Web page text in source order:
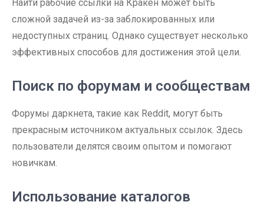
Найти рабочие ссылки на Кракен может быть
сложной задачей из-за заблокированных или
недоступных страниц. Однако существует несколько
эффективных способов для достижения этой цели.
Поиск по форумам и сообществам
Форумы даркнета, такие как Reddit, могут быть
прекрасным источником актуальных ссылок. Здесь
пользователи делятся своим опытом и помогают
новичкам.
Использование каталогов